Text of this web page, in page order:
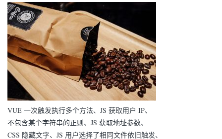
VUE 一次触发执行多个方法、JS 获取用户 IP、
不包含某个字符串的正则、JS 获取地址参数、
CSS 隐藏文字、JS 用户选择了相同文件依旧触发、